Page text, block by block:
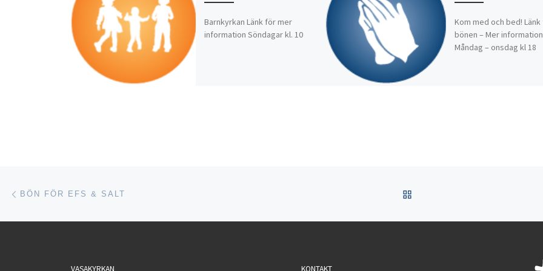
Barnkyrkan Länk för mer
information Söndagar kl. 10
Kom med och bed! Länk
bönen – Mer information
Måndag – onsdag kl 18
Inläggsnavigering
BÖN FÖR EFS & SALT
VASAKYRKAN KONTAKT